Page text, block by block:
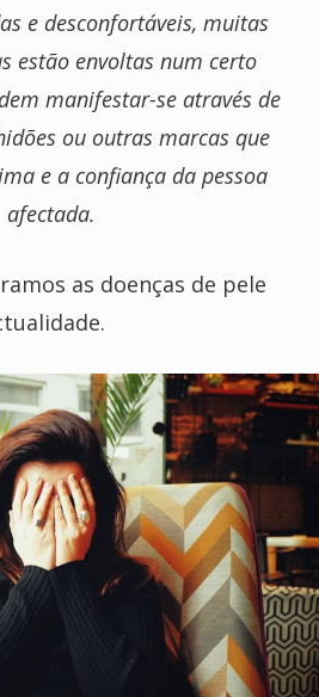
e desconfortáveis, muitas
estão envoltas num certo
manifestar-se através de
ou outras marcas que
e a confiança da pessoa
afectada.
as doenças de pele